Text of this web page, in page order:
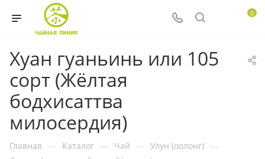
0
Хуан гуаньинь или 105
сорт (Жёлтая
бодхисаттва
милосердия)
Главная — Каталог — Чай — Улун (оолонг) —